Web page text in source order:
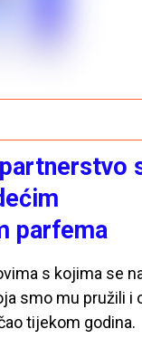
parfema
s kojima se
smo mu pružili i
tijekom godina.